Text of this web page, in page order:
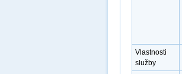
Vlastnosti
služby